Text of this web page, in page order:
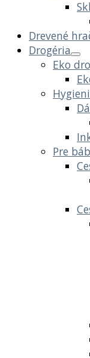
Drevené
Drogéria
Eko
Pre